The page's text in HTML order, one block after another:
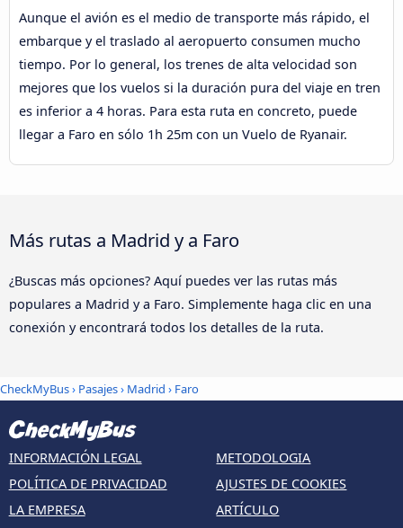
Aunque el avión es el medio de transporte más rápido, el
embarque y el traslado al aeropuerto consumen mucho
tiempo. Por lo general, los trenes de alta velocidad son
mejores que los vuelos si la duración pura del viaje en tren
es inferior a 4 horas. Para esta ruta en concreto, puede
llegar a Faro en sólo 1h 25m con un Vuelo de Ryanair.
Más rutas a Madrid y a Faro
¿Buscas más opciones? Aquí puedes ver las rutas más
populares a Madrid y a Faro. Simplemente haga clic en una
conexión y encontrará todos los detalles de la ruta.
CheckMyBus› Pasajes› Madrid › Faro
INFORMACIÓN LEGAL
POLÍTICA DE PRIVACIDAD
LA EMPRESA
METODOLOGIA
AJUSTES DE COOKIES
ARTÍCULO